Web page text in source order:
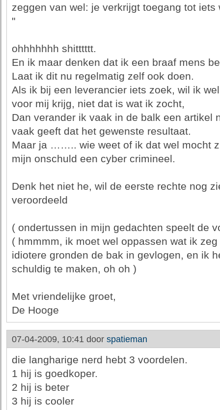
zeggen van wel: je verkrijgt toegang tot
"
ohhhhhhh shitttttt.
En ik maar denken dat ik een braaf mens
Laat ik dit nu regelmatig zelf ook doen.
Als ik bij een leverancier iets zoek, wil ik
voor mij krijg, niet dat is wat ik zocht,
Dan verander ik vaak in de balk een artikel
vaak geeft dat het gewenste resultaat.
Maar ja …….. wie weet of ik dat wel mocht
mijn onschuld een cyber crimineel.
Denk het niet he, wil de eerste rechte nog
veroordeeld
( ondertussen in mijn gedachten speelt de
( hmmmm, ik moet wel oppassen wat ik
idiotere gronden de bak in gevlogen, en ik
schuldig te maken, oh oh )
Met vriendelijke groet,
De Hooge
07-04-2009, 10:41 door spatieman
die langharige nerd hebt 3 voordelen.
1 hij is goedkoper.
2 hij is beter
3 hij is cooler